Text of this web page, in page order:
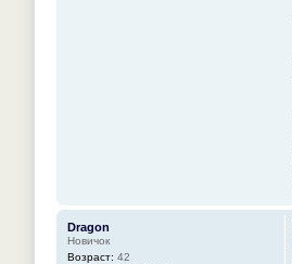
Dragon
Новичок
Возраст: 42